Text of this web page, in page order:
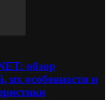
обзор
их особенности и